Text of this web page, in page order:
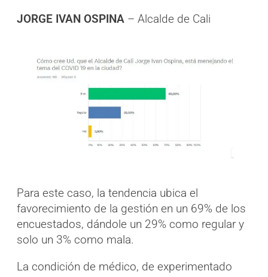
JORGE IVAN OSPINA – Alcalde de Cali
Para este caso, la tendencia ubica el
favorecimiento de la gestión en un 69% de los
encuestados, dándole un 29% como regular y
solo un 3% como mala.
La condición de médico, de experimentado